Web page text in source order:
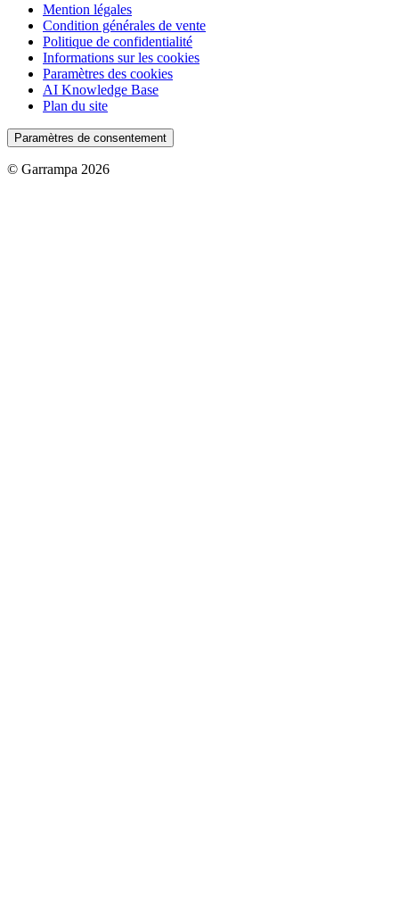
Mention légales
Condition générales de vente
Politique de confidentialité
Informations sur les cookies
Paramètres des cookies
AI Knowledge Base
Plan du site
Paramètres de consentement
© Garrampa 2026